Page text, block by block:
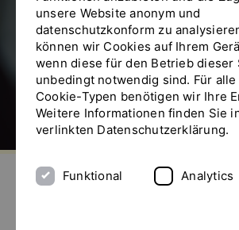
Impressum
unsere Website anonym und
datenschutzkonform zu
können wir Cookies auf Ihrem
wenn diese für den Betrieb dieser
unbedingt notwendig sind. Für alle
Cookie-Typen benötigen wir Ihre
Weitere Informationen finden Sie
verlinkten Datenschutzerklärung.
Funktional Analytics